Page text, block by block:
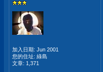
加入日期: Jun 2001
您的住址: 綠島
文章: 1,371